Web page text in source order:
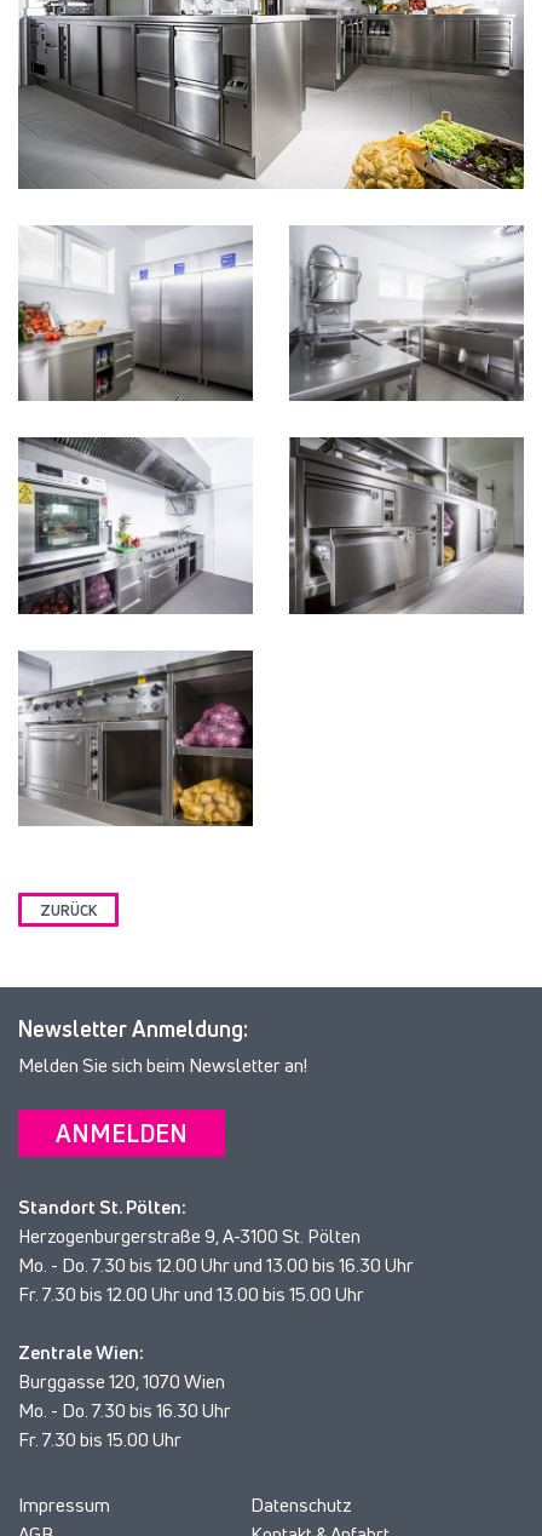
ZURÜCK
Newsletter Anmeldung:
Melden Sie sich beim Newsletter an!
ANMELDEN
Standort St. Pölten:
Herzogenburgerstraße 9, A-3100 St. Pölten
Mo. - Do. 7.30 bis 12.00 Uhr und 13.00 bis 16.30 Uhr
Fr. 7.30 bis 12.00 Uhr und 13.00 bis 15.00 Uhr
Zentrale Wien:
Burggasse 120, 1070 Wien
Mo. - Do. 7.30 bis 16.30 Uhr
Fr. 7.30 bis 15.00 Uhr
Impressum
Datenschutz